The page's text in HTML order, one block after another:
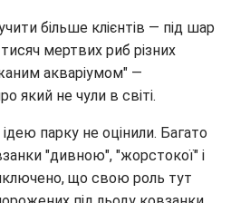
більше клієнтів — під шар
мертвих риб різних
акваріумом" —
який не чули в світі.
парку не оцінили. Багато
"дивною", "жорстокої" і
що свою роль тут